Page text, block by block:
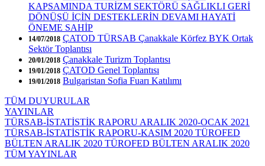
KAPSAMINDA TURİZM SEKTÖRÜ SAĞLIKLI GERİ
DÖNÜŞÜ İÇİN DESTEKLERİN DEVAMI HAYATİ
ÖNEME SAHİP
14/07/2018 ÇATOD TÜRSAB Çanakkale Körfez BYK Ortak
Sektör Toplantısı
20/01/2018 Çanakkale Turizm Toplantısı
19/01/2018 ÇATOD Genel Toplantısı
19/01/2018 Bulgaristan Sofia Fuarı Katılımı
TÜM DUYURULAR
YAYINLAR
TÜRSAB-İSTATİSTİK RAPORU ARALIK 2020-OCAK 2021
TÜRSAB-İSTATİSTİK RAPORU-KASIM 2020 TÜROFED
BÜLTEN ARALIK 2020 TÜROFED BÜLTEN ARALIK 2020
TÜM YAYINLAR